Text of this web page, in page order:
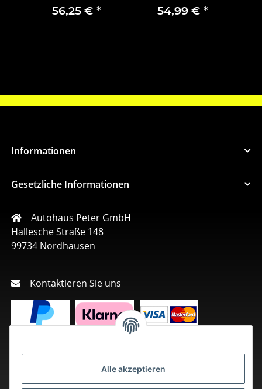
Alle akzeptieren
Fußmatten
56,25 € *
CLASSIC 4-teilig
54,99 € *
Informationen
Gesetzliche Informationen
Autohaus Peter GmbH
Hallesche Straße 148
99734 Nordhausen
Kontaktieren Sie uns